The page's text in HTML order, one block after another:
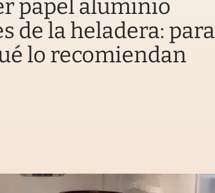
papel aluminio
de la heladera: para
lo recomiendan